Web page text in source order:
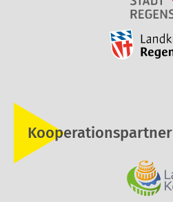
Kooperationspartner